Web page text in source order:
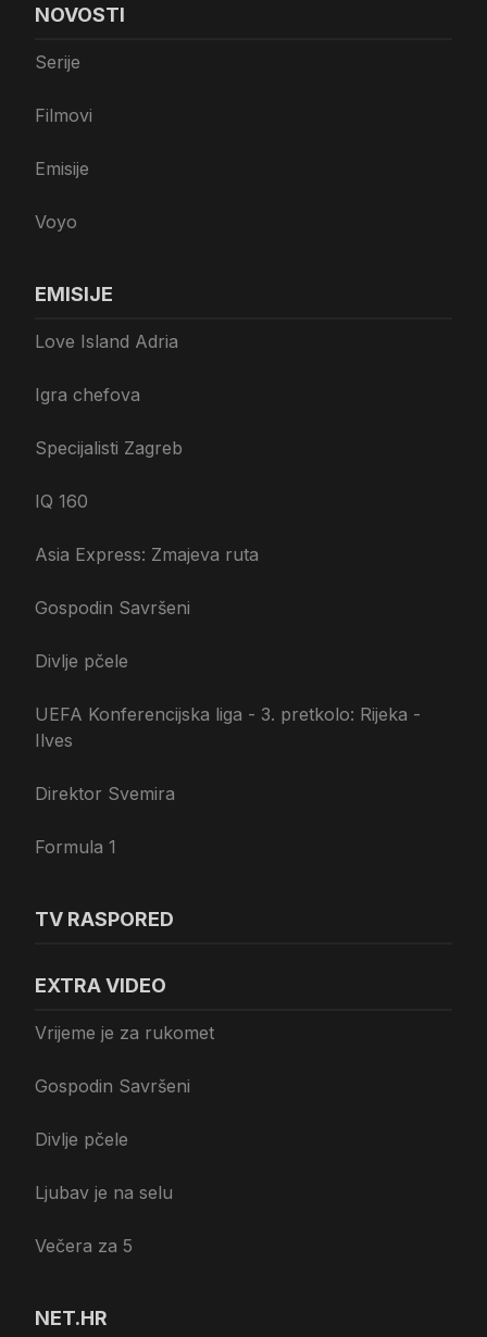
NOVOSTI
Serije
Filmovi
Emisije
Voyo
EMISIJE
Love Island Adria
Igra chefova
Specijalisti Zagreb
IQ 160
Asia Express: Zmajeva ruta
Gospodin Savršeni
Divlje pčele
UEFA Konferencijska liga - 3. pretkolo: Rijeka -
Ilves
Direktor Svemira
Formula 1
TV RASPORED
EXTRA VIDEO
Vrijeme je za rukomet
Gospodin Savršeni
Divlje pčele
Ljubav je na selu
Večera za 5
NET.HR